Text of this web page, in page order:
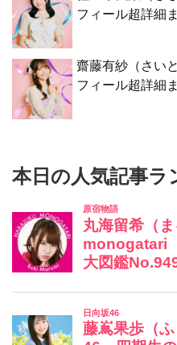
フィール超詳細
齋藤有紗（さい
フィール超詳細
本日の人気記事ラ